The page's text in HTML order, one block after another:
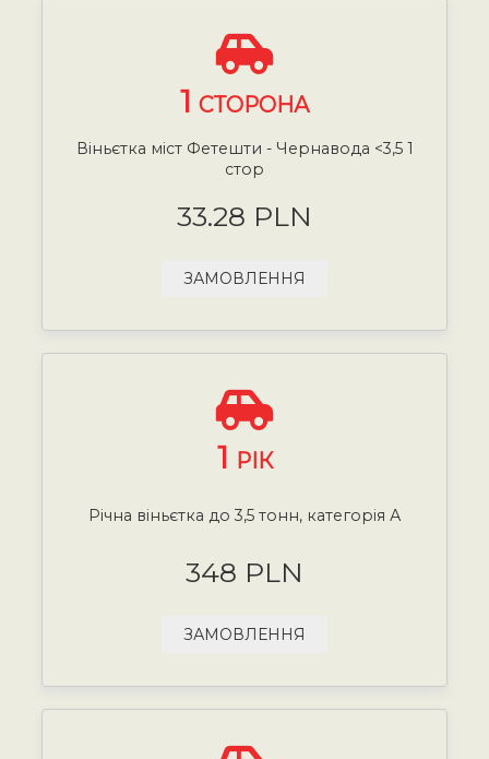
1 СТОРОНА
Віньєтка міст Фетешти - Чернавода <3,5 1
стор
33.28 PLN
ЗАМОВЛЕННЯ
1 РІК
Річна віньєтка до 3,5 тонн, категорія А
348 PLN
ЗАМОВЛЕННЯ